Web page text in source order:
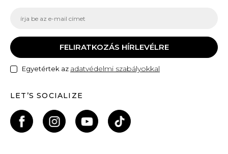
FELIRATKOZÁS HÍRLEVÉLRE
Egyetértek az adatvédelmi szabályokkal
LET’S SOCIALIZE